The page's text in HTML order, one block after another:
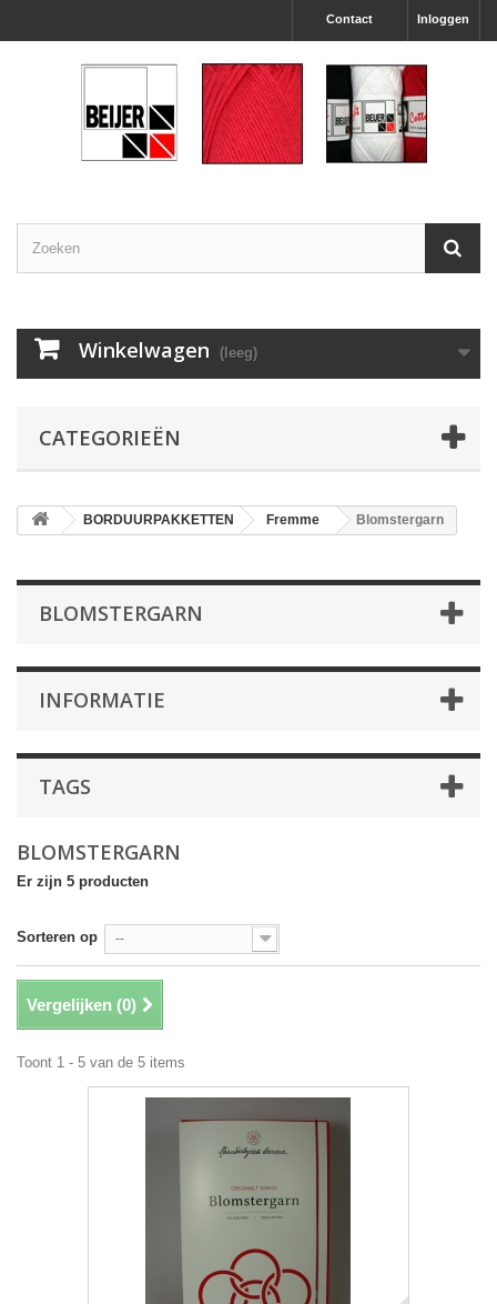
Inloggen
Contact
Winkelwagen (leeg)
CATEGORIEËN
BORDUURPAKKETTEN Fremme Blomstergarn
BLOMSTERGARN
INFORMATIE
TAGS
BLOMSTERGARN
Er zijn 5 producten
Sorteren op --
Vergelijken (0)
Toont 1 - 5 van de 5 items